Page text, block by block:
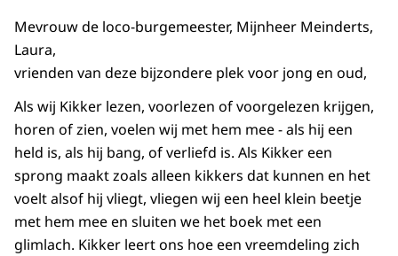
Mevrouw de loco-burgemeester, Mijnheer Meinderts,
Laura,
vrienden van deze bijzondere plek voor jong en oud,
Als wij Kikker lezen, voorlezen of voorgelezen krijgen,
horen of zien, voelen wij met hem mee - als hij een
held is, als hij bang, of verliefd is. Als Kikker een
sprong maakt zoals alleen kikkers dat kunnen en het
voelt alsof hij vliegt, vliegen wij een heel klein beetje
met hem mee en sluiten we het boek met een
glimlach. Kikker leert ons hoe een vreemdeling zich